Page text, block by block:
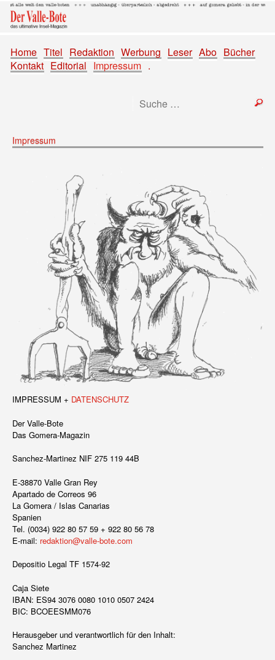
Home Titel Redaktion Werbung Leser Abo Bücher
Kontakt Editorial Impressum .
Impressum
IMPRESSUM + DATENSCHUTZ
Der Valle-Bote
Das Gomera-Magazin
Sanchez-Martinez NIF 275 119 44B
E-38870 Valle Gran Rey
Apartado de Correos 96
La Gomera / Islas Canarias
Spanien
Tel. (0034) 922 80 57 59 + 922 80 56 78
E-mail: redaktion@valle-bote.com
Depositio Legal TF 1574-92
Caja Siete
IBAN: ES94 3076 0080 1010 0507 2424
BIC: BCOEESMM076
Herausgeber und verantwortlich für den Inhalt:
Sanchez Martinez